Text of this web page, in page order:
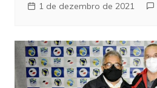
1 de dezembro de 2021